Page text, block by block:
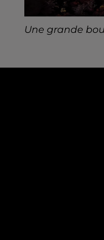
Une grande